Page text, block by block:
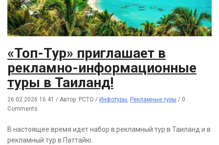
«Топ-Тур» приглашает в
рекламно-информационные
туры в Таиланд!
26.02.2026 16:41 / Автор: РСТО / Инфотуры, Рекламные туры / 0
Comments
В настоящее время идет набор в рекламный тур в Таиланд и в
рекламный тур в Паттайю.